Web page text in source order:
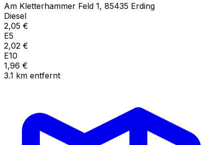
Am Kletterhammer Feld 1, 85435 Erding
Diesel
2,05 €
E5
2,02 €
E10
1,96 €
3.1 km entfernt